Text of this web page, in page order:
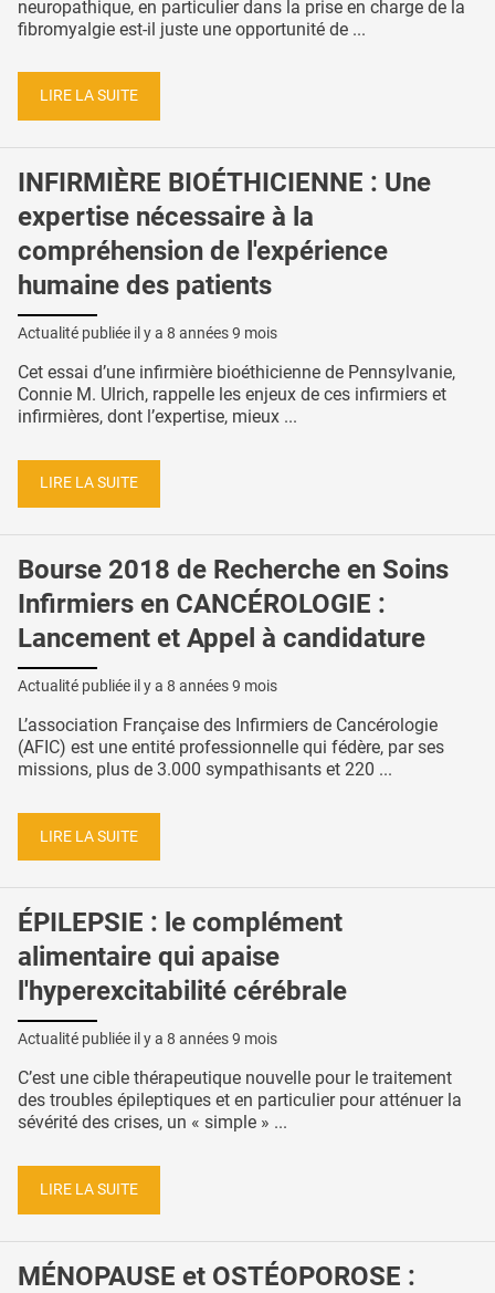
neuropathique, en particulier dans la prise en charge de la
fibromyalgie est-il juste une opportunité de ...
LIRE LA SUITE
INFIRMIÈRE BIOÉTHICIENNE : Une
expertise nécessaire à la
compréhension de l'expérience
humaine des patients
Actualité publiée il y a 8 années 9 mois
Cet essai d’une infirmière bioéthicienne de Pennsylvanie,
Connie M. Ulrich, rappelle les enjeux de ces infirmiers et
infirmières, dont l’expertise, mieux ...
LIRE LA SUITE
Bourse 2018 de Recherche en Soins
Infirmiers en CANCÉROLOGIE :
Lancement et Appel à candidature
Actualité publiée il y a 8 années 9 mois
L’association Française des Infirmiers de Cancérologie
(AFIC) est une entité professionnelle qui fédère, par ses
missions, plus de 3.000 sympathisants et 220 ...
LIRE LA SUITE
ÉPILEPSIE : le complément
alimentaire qui apaise
l'hyperexcitabilité cérébrale
Actualité publiée il y a 8 années 9 mois
C’est une cible thérapeutique nouvelle pour le traitement
des troubles épileptiques et en particulier pour atténuer la
sévérité des crises, un « simple » ...
LIRE LA SUITE
MÉNOPAUSE et OSTÉOPOROSE :